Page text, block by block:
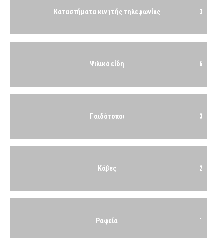
Καταστήματα κινητής τηλεφωνίας 3
Ψιλικά είδη 6
Παιδότοποι 3
Κάβες 2
Ραφεία 1